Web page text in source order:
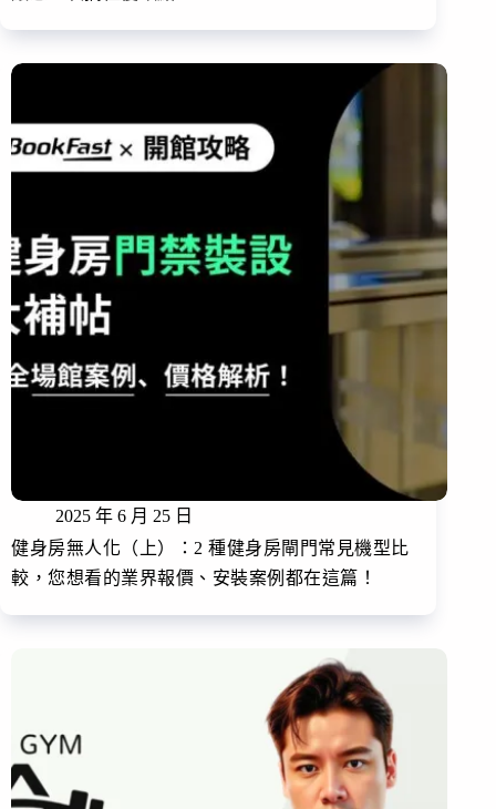
2025 年 6 月 25 日
健身房無人化（上）：2 種健身房閘門常見機型比
較，您想看的業界報價、安裝案例都在這篇！